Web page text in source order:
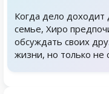
Когда дело доходит
семье, Хиро
обсуждать своих
жизни, но только не
Родственники